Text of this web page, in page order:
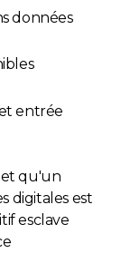
données
entrée
et qu'un
digitales est
esclave